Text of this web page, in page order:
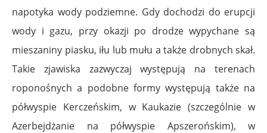
napotyka wody podziemne. Gdy dochodzi do erupcji
wody i gazu, przy okazji po drodze wypychane są
mieszaniny piasku, iłu lub mułu a także drobnych skał.
Takie zjawiska zazwyczaj występują na terenach
roponośnych a podobne formy występują także na
półwyspie Kerczeńskim, w Kaukazie (szczególnie w
Azerbejdżanie na półwyspie Apszerońskim), w